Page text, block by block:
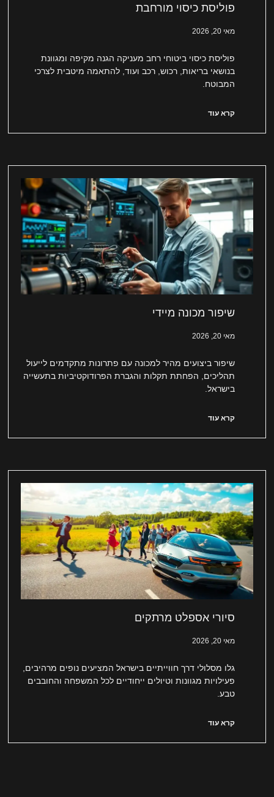
פוליסת כיסוי מורחבת
מאי 20, 2026
פוליסת כיסוי ביטוחי רחב מעניקה הגנה מקיפה ומגוונת
בנושאי בריאות, רכוש, רכב ועוד, להתאמה מיטבית לצרכי
המבוטח.
קרא עוד
שיפור מכונה מיידי
מאי 20, 2026
שיפור ביצועים מהיר למכונה עם פתרונות מתקדמים לייעול
תהליכים, הפחתת תקלות והגברת הפרודוקטיביות בתעשייה
בישראל.
קרא עוד
סיורי אספלט מרתקים
מאי 20, 2026
גלו מסלולי דרך חווייתיים בישראל המציעים נופים מרהיבים,
פעילויות מגוונות וטיולים ייחודיים לכל המשפחה והחובבים
טבע.
קרא עוד